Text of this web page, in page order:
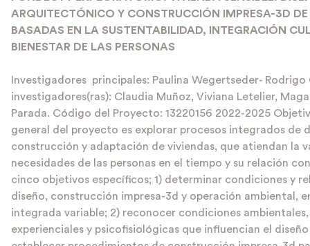
ARQUITECTÓNICO Y CONSTRUCCIÓN IMPRESA-3D DE
BASADAS EN LA SUSTENTABILIDAD, INTEGRACIÓN
BIENESTAR DE LAS PERSONAS
Investigadores principales: Paulina Wegertseder-
investigadores(ras): Claudia Muñoz, Viviana Letelier,
Parada. Código del Proyecto: 13220156 2022-2025
general del proyecto es explorar procesos integrados de
construcción y adaptación de viviendas, que atiendan la
necesidades de las personas en el tiempo y su relación
cinco objetivos específicos; 1) determinar condiciones y
diseño, construcción impresa-3d y operación ambiental,
integrada variable; 2) reconocer condiciones
experienciales y psicofisiológicas que influencian el